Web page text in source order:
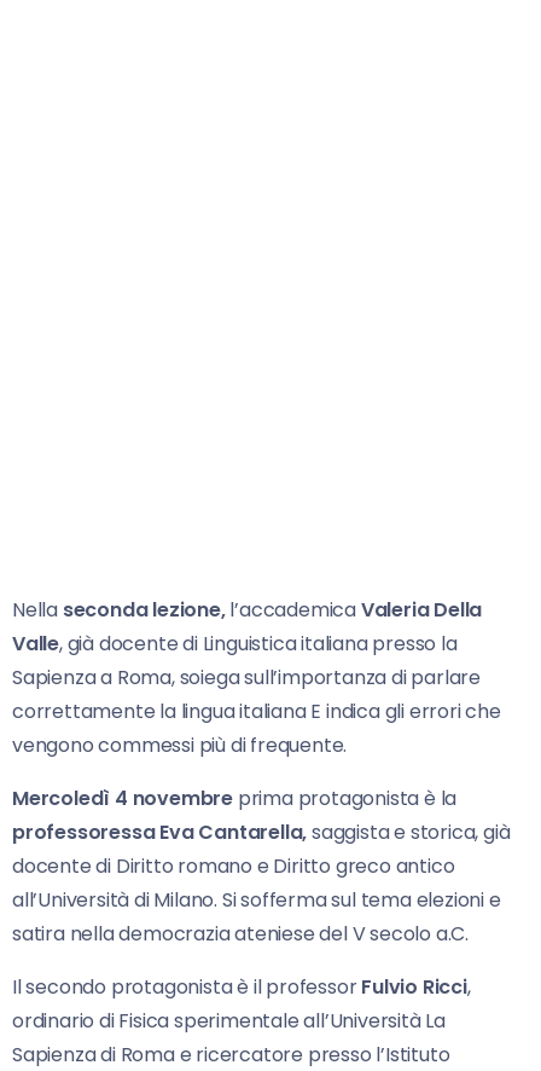
Nella seconda lezione,l’accademicaValeria Della
Valle, già docente di Linguistica italiana presso la
Sapienza a Roma, soiega sull’importanza di parlare
correttamente la lingua italiana E indica gli errori che
vengono commessi più di frequente.
Mercoledì 4 novembre prima protagonista è la
professoressa Eva Cantarella,saggista e storica, già
docente di Diritto romano e Diritto greco antico
all’Università di Milano. Si sofferma sul tema elezioni e
satira nella democrazia ateniese del V secolo a.C.
Il secondo protagonista è il professorFulvio Ricci,
ordinario di Fisica sperimentale all’Università La
Sapienza di Roma e ricercatore presso l’Istituto